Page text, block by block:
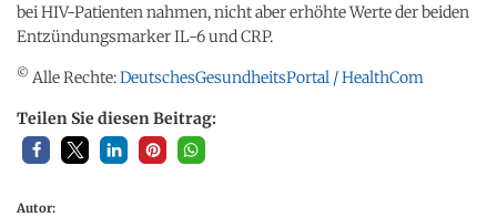
bei HIV-Patienten nahmen, nicht aber erhöhte Werte der beiden
Entzündungsmarker IL-6 und CRP.
© Alle Rechte:DeutschesGesundheitsPortal / HealthCom
Teilen Sie diesen Beitrag:
Autor: